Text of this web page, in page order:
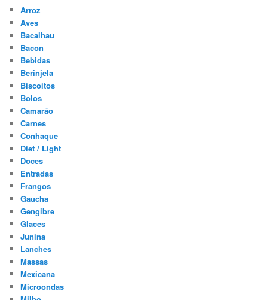
Arroz
Aves
Bacalhau
Bacon
Bebidas
Berinjela
Biscoitos
Bolos
Camarão
Carnes
Conhaque
Diet / Light
Doces
Entradas
Frangos
Gaucha
Gengibre
Glaces
Junina
Lanches
Massas
Mexicana
Microondas